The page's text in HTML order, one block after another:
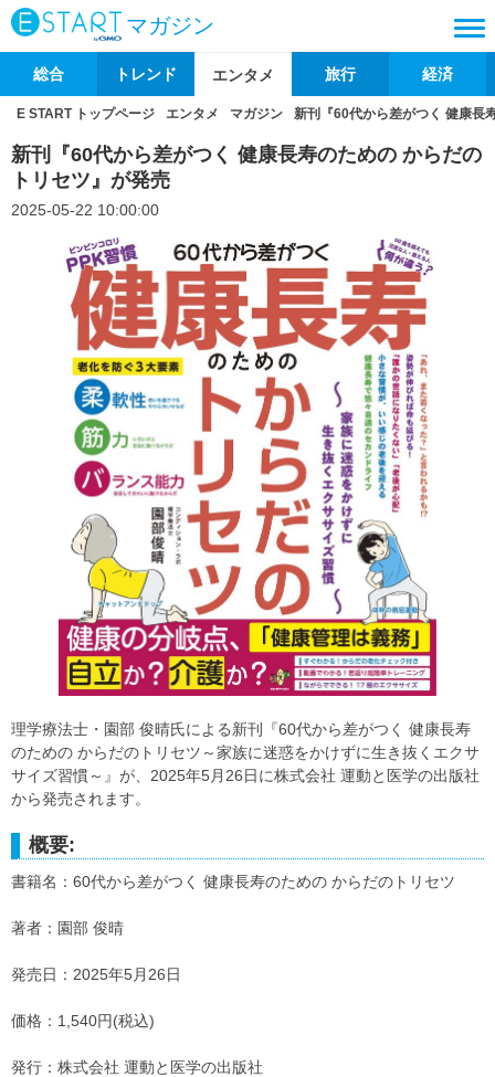
マガジン
総合 トレンド エンタメ 旅行 経済
E START トップページ エンタメ マガジン 新刊『60代から差がつく 健康長
新刊『60代から差がつく 健康長寿のための からだの
トリセツ』が発売
2025-05-22 10:00:00
理学療法士・園部 俊晴氏による新刊『60代から差がつく 健康長寿
のための からだのトリセツ～家族に迷惑をかけずに生き抜くエクサ
サイズ習慣～』が、2025年5月26日に株式会社 運動と医学の出版社
から発売されます。
概要:
書籍名：60代から差がつく 健康長寿のための からだのトリセツ
著者：園部 俊晴
発売日：2025年5月26日
価格：1,540円(税込)
発行：株式会社 運動と医学の出版社